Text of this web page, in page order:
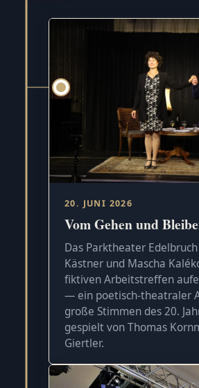
20. JUNI 2026
Vom Gehen und
Das Parktheater
Kästner und Mascha
fiktiven Arbeitstreffen
— ein poetisch-theatraler
große Stimmen des 20.
gespielt von Thomas
Giertler.